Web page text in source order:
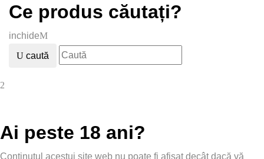
Ce produs căutați?
inchide
caută
Ai peste 18 ani?
Conținutul acestui site web nu poate fi afișat decât dacă vă